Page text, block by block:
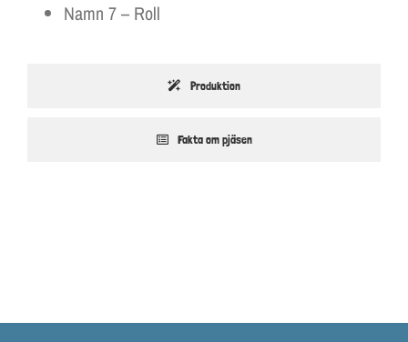
Namn 7 – Roll
Produktion
Fakta om pjäsen